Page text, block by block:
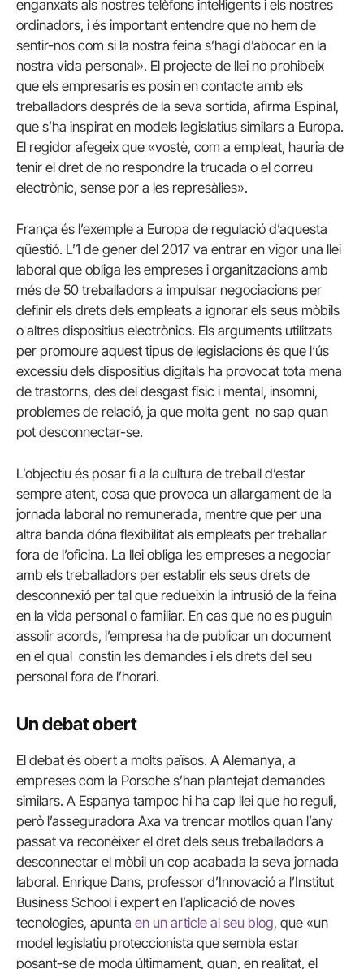
enganxats als nostres telèfons intel·ligents i els nostres
ordinadors, i és important entendre que no hem de
sentir-nos com si la nostra feina s’hagi d’abocar en la
nostra vida personal». El projecte de llei no prohibeix
que els empresaris es posin en contacte amb els
treballadors després de la seva sortida, afirma Espinal,
que s’ha inspirat en models legislatius similars a Europa.
El regidor afegeix que «vostè, com a empleat, hauria de
tenir el dret de no respondre la trucada o el correu
electrònic, sense por a les represàlies».
França és l’exemple a Europa de regulació d’aquesta
qüestió. L’1 de gener del 2017 va entrar en vigor una llei
laboral que obliga les empreses i organitzacions amb
més de 50 treballadors a impulsar negociacions per
definir els drets dels empleats a ignorar els seus mòbils
o altres dispositius electrònics. Els arguments utilitzats
per promoure aquest tipus de legislacions és que l‘ús
excessiu dels dispositius digitals ha provocat tota mena
de trastorns, des del desgast físic i mental, insomni,
problemes de relació, ja que molta gent no sap quan
pot desconnectar-se.
L’objectiu és posar fi a la cultura de treball d’estar
sempre atent, cosa que provoca un allargament de la
jornada laboral no remunerada, mentre que per una
altra banda dóna flexibilitat als empleats per treballar
fora de l’oficina. La llei obliga les empreses a negociar
amb els treballadors per establir els seus drets de
desconnexió per tal que redueixin la intrusió de la feina
en la vida personal o familiar. En cas que no es puguin
assolir acords, l’empresa ha de publicar un document
en el qual constin les demandes i els drets del seu
personal fora de l’horari.
Un debat obert
El debat és obert a molts països. A Alemanya, a
empreses com la Porsche s’han plantejat demandes
similars. A Espanya tampoc hi ha cap llei que ho reguli,
però l’asseguradora Axa va trencar motllos quan l’any
passat va reconèixer el dret dels seus treballadors a
desconnectar el mòbil un cop acabada la seva jornada
laboral. Enrique Dans, professor d’Innovació a l’Institut
Business School i expert en l’aplicació de noves
tecnologies, apunta en un article al seu blog, que «un
model legislatiu proteccionista que sembla estar
posant-se de moda últimament, quan, en realitat, el